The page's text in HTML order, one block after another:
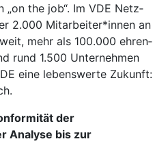
„on the job“. Im VDE Netz­
2.000 Mitar­beiter*innen an
mehr als 100.000 ehren­
rund 1.500 Unter­nehmen
eine lebens­werte Zu­kunft:
der
Analyse bis zur